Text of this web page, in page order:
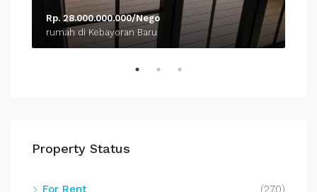
Rp. 28.000.000.000/Nego
rumah di Kebayoran Baru
Property Status
For Rent (270)